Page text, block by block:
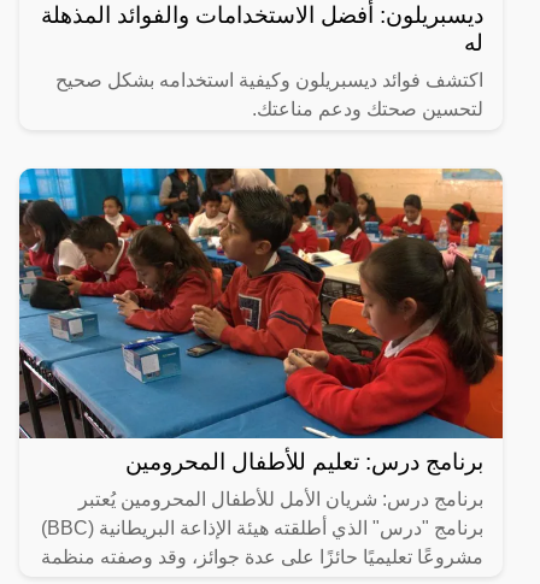
ديسبريلون: أفضل الاستخدامات والفوائد المذهلة
له
اكتشف فوائد ديسبريلون وكيفية استخدامه بشكل صحيح
لتحسين صحتك ودعم مناعتك.
برنامج درس: تعليم للأطفال المحرومين
برنامج درس: شريان الأمل للأطفال المحرومين يُعتبر
برنامج "درس" الذي أطلقته هيئة الإذاعة البريطانية (BBC)
مشروعًا تعليميًا حائزًا على عدة جوائز، وقد وصفته منظمة